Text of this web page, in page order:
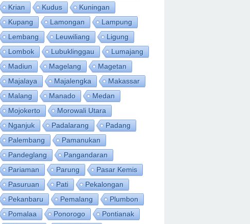
Krian
Kudus
Kuningan
Kupang
Lamongan
Lampung
Lembang
Leuwiliang
Ligung
Lombok
Lubuklinggau
Lumajang
Madiun
Magelang
Magetan
Majalaya
Majalengka
Makassar
Malang
Manado
Medan
Mojokerto
Morowali Utara
Nganjuk
Padalarang
Padang
Palembang
Pamanukan
Pandeglang
Pangandaran
Pariaman
Parung
Pasar Kemis
Pasuruan
Pati
Pekalongan
Pekanbaru
Pemalang
Plumbon
Pomalaa
Ponorogo
Pontianak